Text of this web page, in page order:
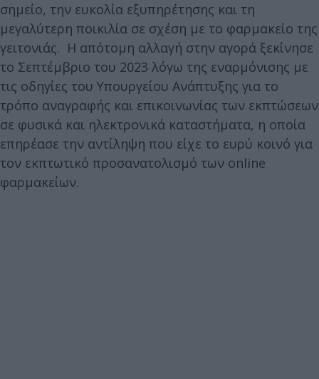
σημείο, την ευκολία εξυπηρέτησης και τη
μεγαλύτερη ποικιλία σε σχέση με το φαρμακείο της
γειτονιάς. Η απότομη αλλαγή στην αγορά ξεκίνησε
το Σεπτέμβριο του 2023 λόγω της εναρμόνισης με
τις οδηγίες του Υπουργείου Ανάπτυξης για το
τρόπο αναγραφής και επικοινωνίας των εκπτώσεων
σε φυσικά και ηλεκτρονικά καταστήματα, η οποία
επηρέασε την αντίληψη που είχε το ευρύ κοινό για
τον εκπτωτικό προσανατολισμό των online
φαρμακείων.